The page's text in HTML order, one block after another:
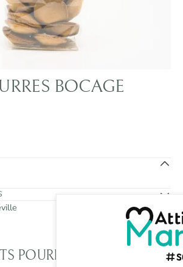
BOCAGE
POURRAIENT VOUS